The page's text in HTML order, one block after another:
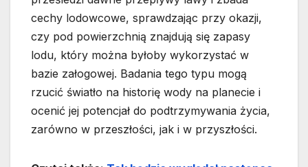
cechy lodowcowe, sprawdzając przy okazji,
czy pod powierzchnią znajdują się zapasy
lodu, który można byłoby wykorzystać w
bazie załogowej. Badania tego typu mogą
rzucić światło na historię wody na planecie i
ocenić jej potencjał do podtrzymywania życia,
zarówno w przeszłości, jak i w przyszłości.